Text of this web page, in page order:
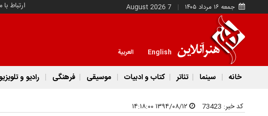
جمعه ۱۶ مرداد ۱۴۰۵ 7 August 2026 ارتباط با
English العربية
خانه سینما تئاتر کتاب و ادبیات موسیقی فرهنگی رادیو و
کد خبر: 73423